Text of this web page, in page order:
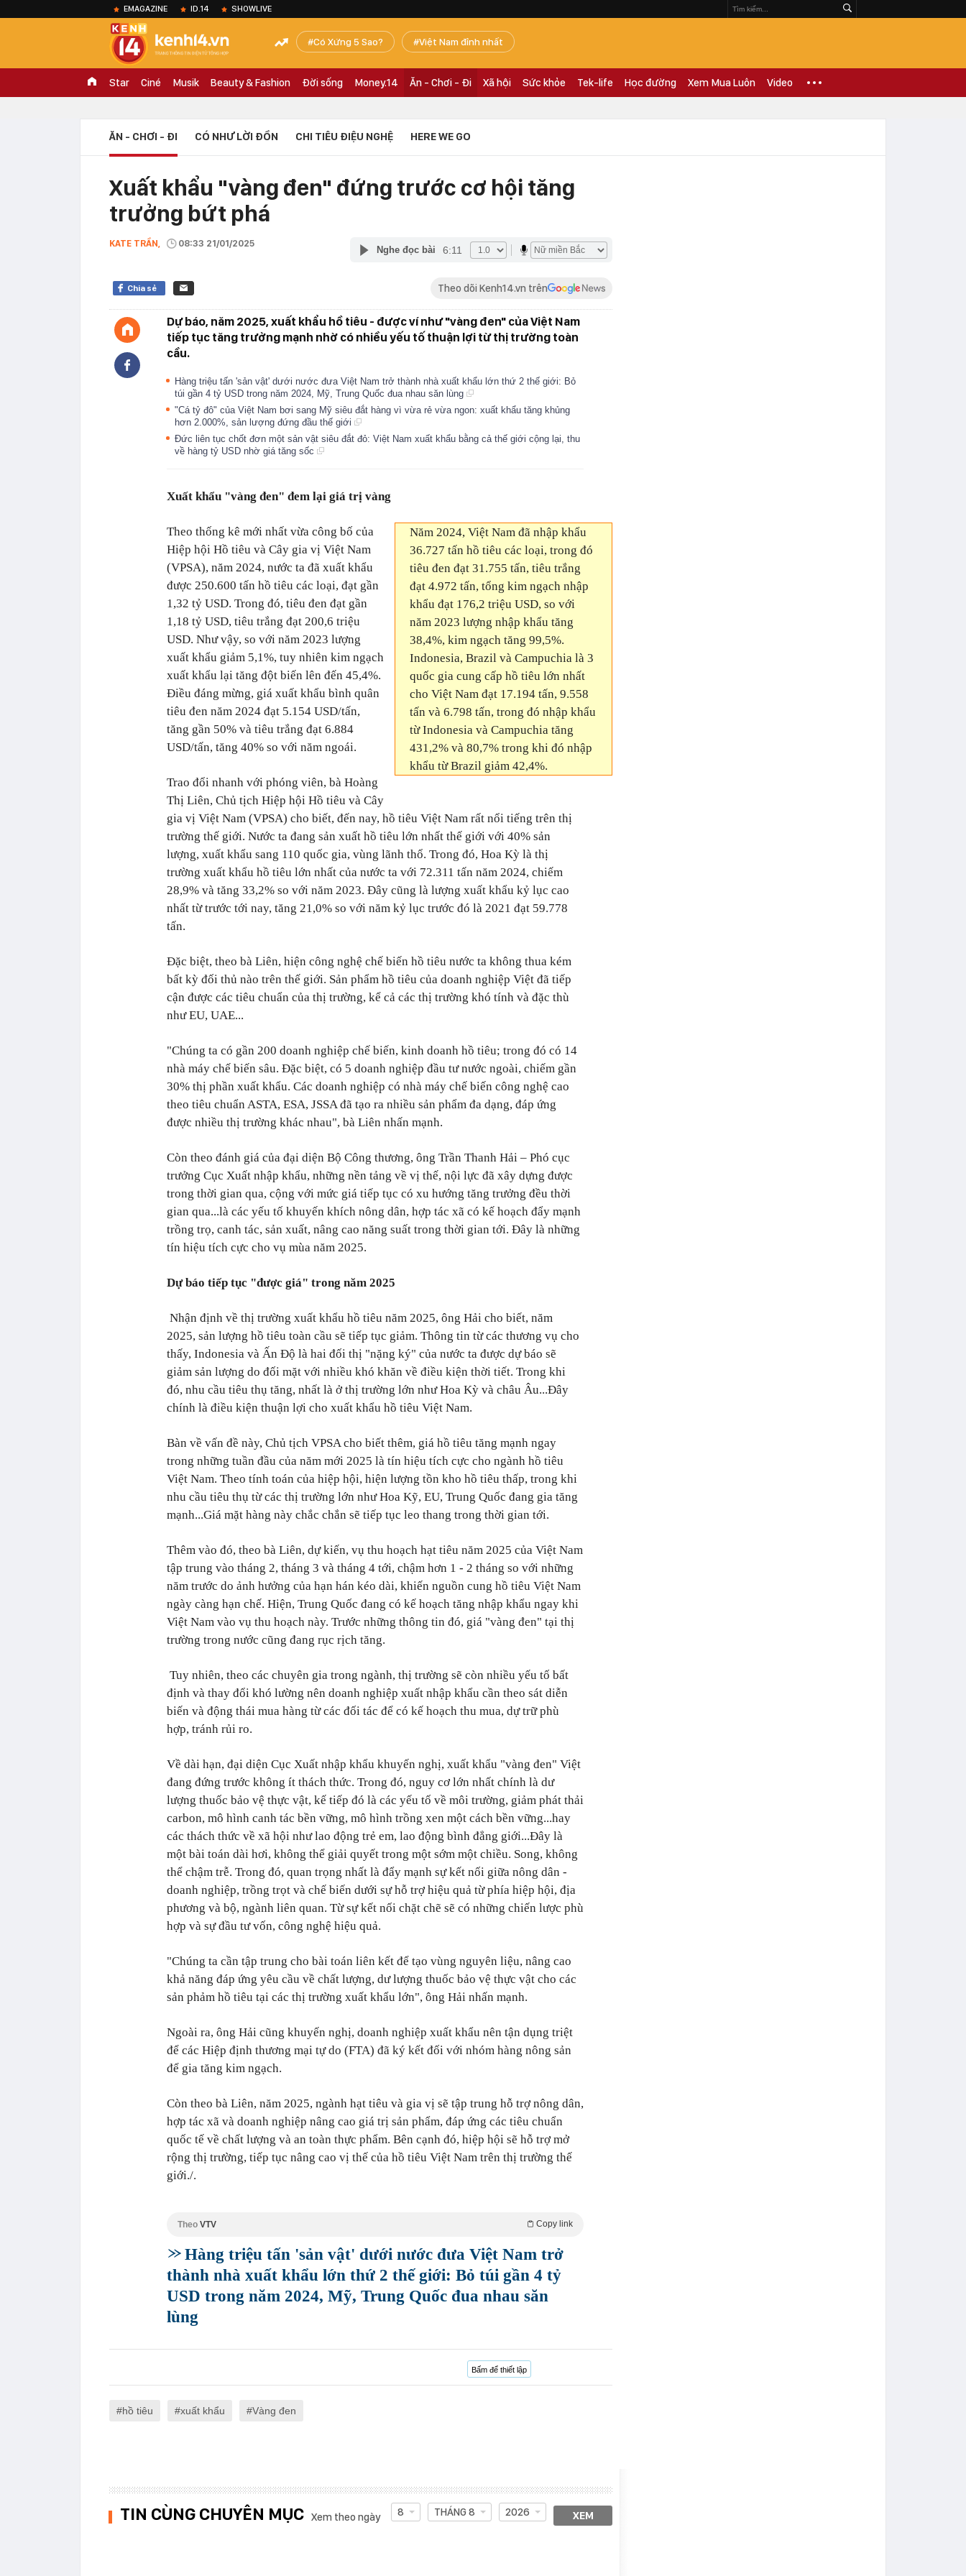
EMAGAZINE ID.14 SHOWLIVE
Có Xứng 5 Sao? Việt Nam đỉnh nhất
Star Ciné Musik Beauty & Fashion Đời sống Money.14 Ăn - Chơi - Đi Xã hội Sức khỏe Tek-life Học đường Xem Mua Luôn Video
ĂN - CHƠI - ĐI CÓ NHƯ LỜI ĐỒN CHI TIÊU ĐIỆU NGHỆ HERE WE GO
Xuất khẩu "vàng đen" đứng trước cơ hội tăng
trưởng bứt phá
KATE TRẦN, 08:33 21/01/2025
Nghe đọc bài 6:11
Chia sẻ Theo dõi Kenh14.vn trên
Dự báo, năm 2025, xuất khẩu hồ tiêu - được ví như "vàng đen" của Việt Nam
tiếp tục tăng trưởng mạnh nhờ có nhiều yếu tố thuận lợi từ thị trường toàn
cầu.
Hàng triệu tấn 'sản vật' dưới nước đưa Việt Nam trở thành nhà xuất khẩu lớn thứ 2 thế giới: Bỏ
túi gần 4 tỷ USD trong năm 2024, Mỹ, Trung Quốc đua nhau săn lùng
"Cá tỷ đô" của Việt Nam bơi sang Mỹ siêu đắt hàng vì vừa rẻ vừa ngon: xuất khẩu tăng khủng
hơn 2.000%, sản lượng đứng đầu thế giới
Đức liên tục chốt đơn một sản vật siêu đắt đỏ: Việt Nam xuất khẩu bằng cả thế giới cộng lại, thu
về hàng tỷ USD nhờ giá tăng sốc
Xuất khẩu "vàng đen" đem lại giá trị vàng
Năm 2024, Việt Nam đã nhập khẩu
36.727 tấn hồ tiêu các loại, trong đó
tiêu đen đạt 31.755 tấn, tiêu trắng
đạt 4.972 tấn, tổng kim ngạch nhập
khẩu đạt 176,2 triệu USD, so với
năm 2023 lượng nhập khẩu tăng
38,4%, kim ngạch tăng 99,5%.
Indonesia, Brazil và Campuchia là 3
quốc gia cung cấp hồ tiêu lớn nhất
cho Việt Nam đạt 17.194 tấn, 9.558
tấn và 6.798 tấn, trong đó nhập khẩu
từ Indonesia và Campuchia tăng
431,2% và 80,7% trong khi đó nhập
khẩu từ Brazil giảm 42,4%.
Theo thống kê mới nhất vừa công bố của
Hiệp hội Hồ tiêu và Cây gia vị Việt Nam
(VPSA), năm 2024, nước ta đã xuất khẩu
được 250.600 tấn hồ tiêu các loại, đạt gần
1,32 tỷ USD. Trong đó, tiêu đen đạt gần
1,18 tỷ USD, tiêu trắng đạt 200,6 triệu
USD. Như vậy, so với năm 2023 lượng
xuất khẩu giảm 5,1%, tuy nhiên kim ngạch
xuất khẩu lại tăng đột biến lên đến 45,4%.
Điều đáng mừng, giá xuất khẩu bình quân
tiêu đen năm 2024 đạt 5.154 USD/tấn,
tăng gần 50% và tiêu trắng đạt 6.884
USD/tấn, tăng 40% so với năm ngoái.
Trao đổi nhanh với phóng viên, bà Hoàng
Thị Liên, Chủ tịch Hiệp hội Hồ tiêu và Cây
gia vị Việt Nam (VPSA) cho biết, đến nay, hồ tiêu Việt Nam rất nổi tiếng trên thị
trường thế giới. Nước ta đang sản xuất hồ tiêu lớn nhất thế giới với 40% sản
lượng, xuất khẩu sang 110 quốc gia, vùng lãnh thổ. Trong đó, Hoa Kỳ là thị
trường xuất khẩu hồ tiêu lớn nhất của nước ta với 72.311 tấn năm 2024, chiếm
28,9% và tăng 33,2% so với năm 2023. Đây cũng là lượng xuất khẩu kỷ lục cao
nhất từ trước tới nay, tăng 21,0% so với năm kỷ lục trước đó là 2021 đạt 59.778
tấn.
Đặc biệt, theo bà Liên, hiện công nghệ chế biến hồ tiêu nước ta không thua kém
bất kỳ đối thủ nào trên thế giới. Sản phẩm hồ tiêu của doanh nghiệp Việt đã tiếp
cận được các tiêu chuẩn của thị trường, kể cả các thị trường khó tính và đặc thù
như EU, UAE...
"Chúng ta có gần 200 doanh nghiệp chế biến, kinh doanh hồ tiêu; trong đó có 14
nhà máy chế biến sâu. Đặc biệt, có 5 doanh nghiệp đầu tư nước ngoài, chiếm gần
30% thị phần xuất khẩu. Các doanh nghiệp có nhà máy chế biến công nghệ cao
theo tiêu chuẩn ASTA, ESA, JSSA đã tạo ra nhiều sản phẩm đa dạng, đáp ứng
được nhiều thị trường khác nhau", bà Liên nhấn mạnh.
Còn theo đánh giá của đại diện Bộ Công thương, ông Trần Thanh Hải – Phó cục
trưởng Cục Xuất nhập khẩu, những nền tảng về vị thế, nội lực đã xây dựng được
trong thời gian qua, cộng với mức giá tiếp tục có xu hướng tăng trưởng đều thời
gian qua...là các yếu tố khuyến khích nông dân, hợp tác xã có kế hoạch đẩy mạnh
trồng trọ, canh tác, sản xuất, nâng cao năng suất trong thời gian tới. Đây là những
tín hiệu tích cực cho vụ mùa năm 2025.
Dự báo tiếp tục "được giá" trong năm 2025
Nhận định về thị trường xuất khẩu hồ tiêu năm 2025, ông Hải cho biết, năm
2025, sản lượng hồ tiêu toàn cầu sẽ tiếp tục giảm. Thông tin từ các thương vụ cho
thấy, Indonesia và Ấn Độ là hai đối thị "nặng ký" của nước ta được dự báo sẽ
giảm sản lượng do đối mặt với nhiều khó khăn về điều kiện thời tiết. Trong khi
đó, nhu cầu tiêu thụ tăng, nhất là ở thị trường lớn như Hoa Kỳ và châu Âu...Đây
chính là điều kiện thuận lợi cho xuất khẩu hồ tiêu Việt Nam.
Bàn về vấn đề này, Chủ tịch VPSA cho biết thêm, giá hồ tiêu tăng mạnh ngay
trong những tuần đầu của năm mới 2025 là tín hiệu tích cực cho ngành hồ tiêu
Việt Nam. Theo tính toán của hiệp hội, hiện lượng tồn kho hồ tiêu thấp, trong khi
nhu cầu tiêu thụ từ các thị trường lớn như Hoa Kỹ, EU, Trung Quốc đang gia tăng
mạnh...Giá mặt hàng này chắc chắn sẽ tiếp tục leo thang trong thời gian tới.
Thêm vào đó, theo bà Liên, dự kiến, vụ thu hoạch hạt tiêu năm 2025 của Việt Nam
tập trung vào tháng 2, tháng 3 và tháng 4 tới, chậm hơn 1 - 2 tháng so với những
năm trước do ảnh hưởng của hạn hán kéo dài, khiến nguồn cung hồ tiêu Việt Nam
ngày càng hạn chế. Hiện, Trung Quốc đang có kế hoạch tăng nhập khẩu ngay khi
Việt Nam vào vụ thu hoạch này. Trước những thông tin đó, giá "vàng đen" tại thị
trường trong nước cũng đang rục rịch tăng.
Tuy nhiên, theo các chuyên gia trong ngành, thị trường sẽ còn nhiều yếu tố bất
định và thay đổi khó lường nên doanh nghiệp xuất nhập khẩu cần theo sát diễn
biến và động thái mua hàng từ các đối tác để có kế hoạch thu mua, dự trữ phù
hợp, tránh rủi ro.
Về dài hạn, đại diện Cục Xuất nhập khẩu khuyến nghị, xuất khẩu "vàng đen" Việt
đang đứng trước không ít thách thức. Trong đó, nguy cơ lớn nhất chính là dư
lượng thuốc bảo vệ thực vật, kế tiếp đó là các yếu tố về môi trường, giảm phát thải
carbon, mô hình canh tác bền vững, mô hình trồng xen một cách bền vững...hay
các thách thức về xã hội như lao động trẻ em, lao động bình đẳng giới...Đây là
một bài toán dài hơi, không thể giải quyết trong một sớm một chiều. Song, không
thể chậm trễ. Trong đó, quan trọng nhất là đẩy mạnh sự kết nối giữa nông dân -
doanh nghiệp, trồng trọt và chế biến dưới sự hỗ trợ hiệu quả từ phía hiệp hội, địa
phương và bộ, ngành liên quan. Từ sự kết nối chặt chẽ sẽ có những chiến lược phù
hợp và sự đầu tư vốn, công nghệ hiệu quả.
"Chúng ta cần tập trung cho bài toán liên kết để tạo vùng nguyên liệu, nâng cao
khả năng đáp ứng yêu cầu về chất lượng, dư lượng thuốc bảo vệ thực vật cho các
sản phảm hồ tiêu tại các thị trường xuất khẩu lớn", ông Hải nhấn mạnh.
Ngoài ra, ông Hải cũng khuyến nghị, doanh nghiệp xuất khẩu nên tận dụng triệt
để các Hiệp định thương mại tự do (FTA) đã ký kết đối với nhóm hàng nông sản
để gia tăng kim ngạch.
Còn theo bà Liên, năm 2025, ngành hạt tiêu và gia vị sẽ tập trung hỗ trợ nông dân,
hợp tác xã và doanh nghiệp nâng cao giá trị sản phẩm, đáp ứng các tiêu chuẩn
quốc tế về chất lượng và an toàn thực phẩm. Bên cạnh đó, hiệp hội sẽ hỗ trợ mở
rộng thị trường, tiếp tục nâng cao vị thế của hồ tiêu Việt Nam trên thị trường thế
giới./.
Theo VTV Copy link
Hàng triệu tấn 'sản vật' dưới nước đưa Việt Nam trở
thành nhà xuất khẩu lớn thứ 2 thế giới: Bỏ túi gần 4 tỷ
USD trong năm 2024, Mỹ, Trung Quốc đua nhau săn
lùng
Bấm để thiết lập
hồ tiêu xuất khẩu Vàng đen
TIN CÙNG CHUYÊN MỤC Xem theo ngày 8 THÁNG 8 2026 XEM